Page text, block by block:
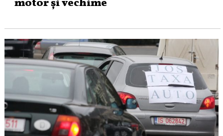
motor și vechime